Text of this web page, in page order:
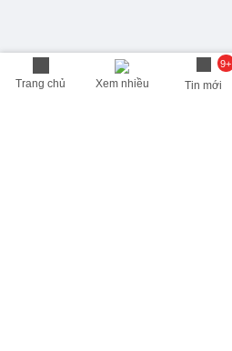
Trang chủ Xem nhiều
9+
Tin mới